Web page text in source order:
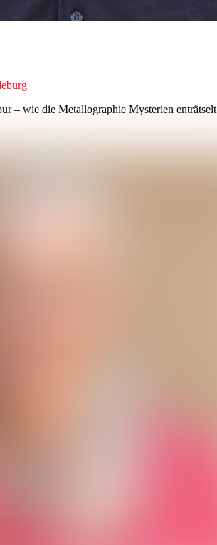
– wie die Metallographie Mysterien enträtselt